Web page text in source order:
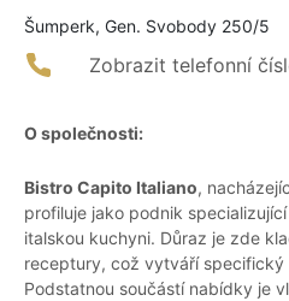
Šumperk, Gen. Svobody 250/5
Zobrazit telefonní
O společnosti:
Bistro Capito Italiano,
profiluje jako podnik
italskou kuchyni. Důraz je zde
receptury, což vytváří specifický
Podstatnou součástí nabídky je